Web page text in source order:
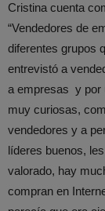
Cristina cuenta
“Vendedores de
diferentes grupos
entrevistó a
a empresas y por
muy curiosas,
vendedores y a
líderes buenos,
valorado, hay
compran en